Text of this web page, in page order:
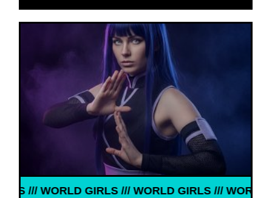
WORLD GIRLS /// WORLD GIRLS /// WORLD